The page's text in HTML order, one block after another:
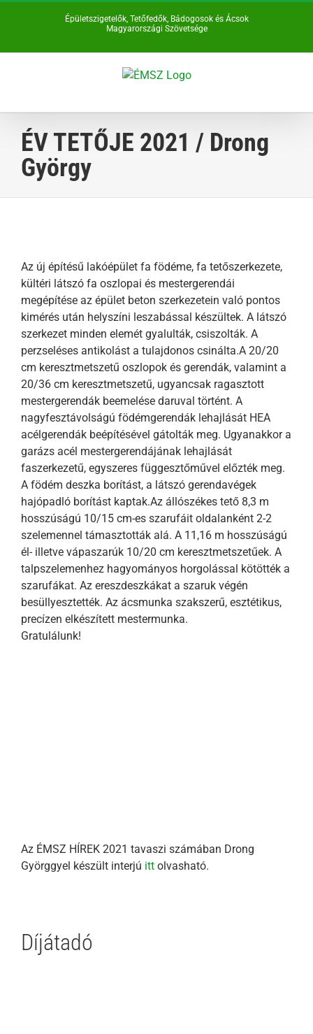
Épületszigetelők, Tetőfedők, Bádogosok és Ácsok
Magyarországi Szövetsége
ÉV TETŐJE 2021 / Drong
György
Az új építésű lakóépület fa födéme, fa tetőszerkezete,
kültéri látszó fa oszlopai és mestergerendái
megépítése az épület beton szerkezetein való pontos
kimérés után helyszíni leszabással készültek. A látszó
szerkezet minden elemét gyalulták, csiszolták. A
perzseléses antikolást a tulajdonos csinálta.A 20/20
cm keresztmetszetű oszlopok és gerendák, valamint a
20/36 cm keresztmetszetű, ugyancsak ragasztott
mestergerendák beemelése daruval történt. A
nagyfesztávolságú födémgerendák lehajlását HEA
acélgerendák beépítésével gátolták meg. Ugyanakkor a
garázs acél mestergerendájának lehajlását
faszerkezetű, egyszeres függesztőművel előzték meg.
A födém deszka borítást, a látszó gerendavégek
hajópadló borítást kaptak.Az állószékes tető 8,3 m
hosszúságú 10/15 cm-es szarufáit oldalanként 2-2
szelemennel támasztották alá. A 11,16 m hosszúságú
él- illetve vápaszarúk 10/20 cm keresztmetszetűek. A
talpszelemenhez hagyományos horgolással kötötték a
szarufákat. Az ereszdeszkákat a szaruk végén
besüllyesztették. Az ácsmunka szakszerű, esztétikus,
precízen elkészített mestermunka.
Gratulálunk!
Az ÉMSZ HÍREK 2021 tavaszi számában Drong
Györggyel készült interjú ittolvasható.
Díjátadó